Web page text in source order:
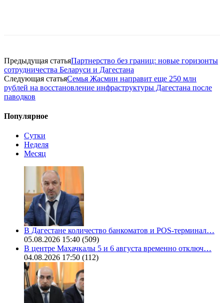
Предыдущая статьяПартнерство без границ: новые горизонты
сотрудничества Беларуси и Дагестана
Следующая статьяСемья Жасмин направит еще 250 млн
рублей на восстановление инфраструктуры Дагестана после
паводков
Популярное
Сутки
Неделя
Месяц
В Дагестане количество банкоматов и POS-терминал…
05.08.2026 15:40 (509)
В центре Махачкалы 5 и 6 августа временно отключ…
04.08.2026 17:50 (112)